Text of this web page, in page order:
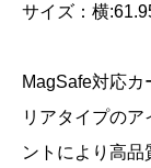
サイズ：横
MagSafe対応
リアタイプの
ントにより高